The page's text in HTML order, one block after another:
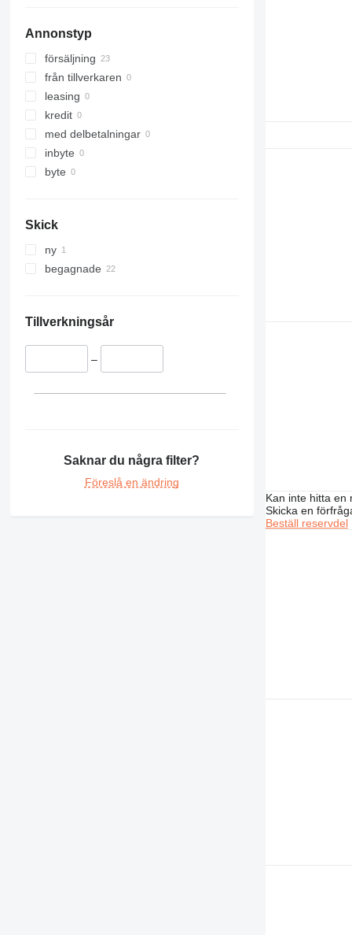
Annonstyp
försäljning
från tillverkaren
leasing
kredit
med delbetalningar
inbyte
byte
Skick
ny
begagnade
Tillverkningsår
–
Saknar du några filter?
Föreslå en ändring
Kan inte hitta en
Skicka en
Beställ reservdel